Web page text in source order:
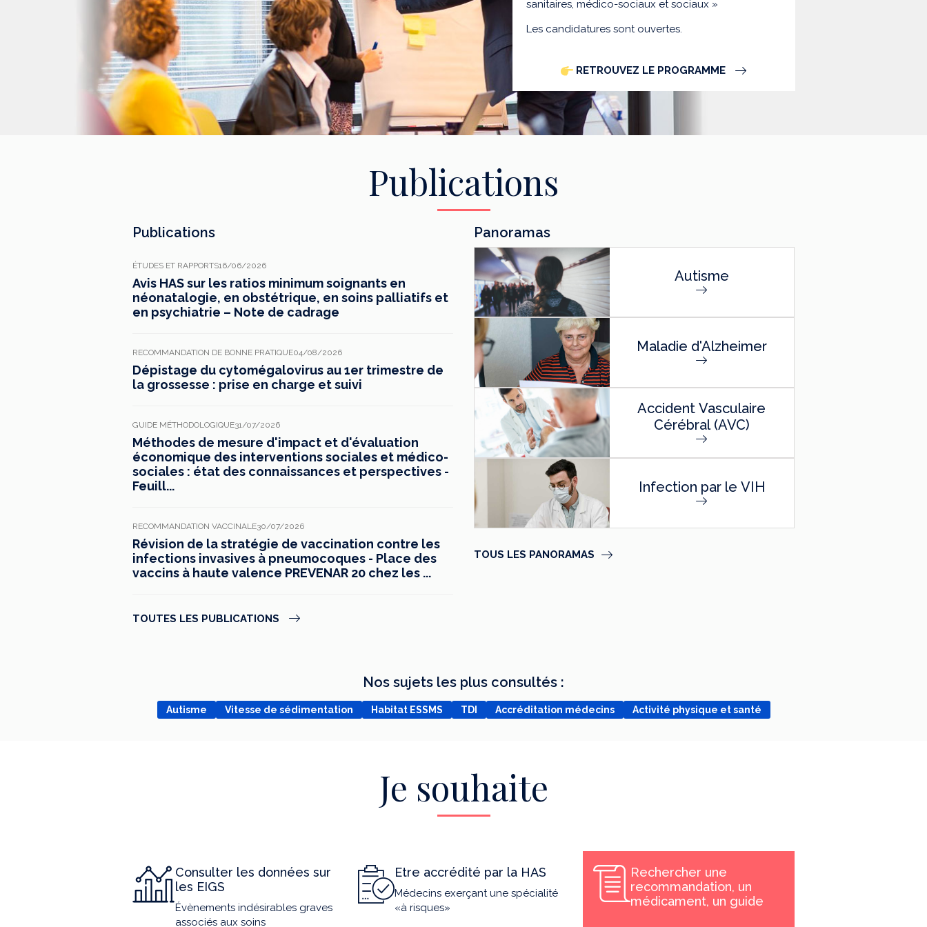
sanitaires, médico-sociaux et sociaux »
Les candidatures sont ouvertes.
RETROUVEZ LE PROGRAMME
Publications
Publications
ÉTUDES ET RAPPORTS16/06/2026
Avis HAS sur les ratios minimum soignants en
néonatalogie, en obstétrique, en soins palliatifs et
en psychiatrie – Note de cadrage
RECOMMANDATION DE BONNE PRATIQUE04/08/2026
Dépistage du cytomégalovirus au 1er trimestre de
la grossesse : prise en charge et suivi
GUIDE MÉTHODOLOGIQUE31/07/2026
Méthodes de mesure d'impact et d'évaluation
économique des interventions sociales et médico-
sociales : état des connaissances et perspectives -
Feuill...
RECOMMANDATION VACCINALE30/07/2026
Révision de la stratégie de vaccination contre les
infections invasives à pneumocoques - Place des
vaccins à haute valence PREVENAR 20 chez les ...
TOUTES LES PUBLICATIONS
Panoramas
Autisme
Maladie d'Alzheimer
Accident Vasculaire
Cérébral (AVC)
Infection par le VIH
TOUS LES PANORAMAS
Nos sujets les plus consultés :
Autisme Vitesse de sédimentation Habitat ESSMS TDI Accréditation médecins Activité physique et santé
Je souhaite
Consulter les données sur
les EIGS
Évènements indésirables graves
associés aux soins
Etre accrédité par la HAS
Médecins exerçant une spécialité
«à risques»
Rechercher une
recommandation, un
médicament, un guide